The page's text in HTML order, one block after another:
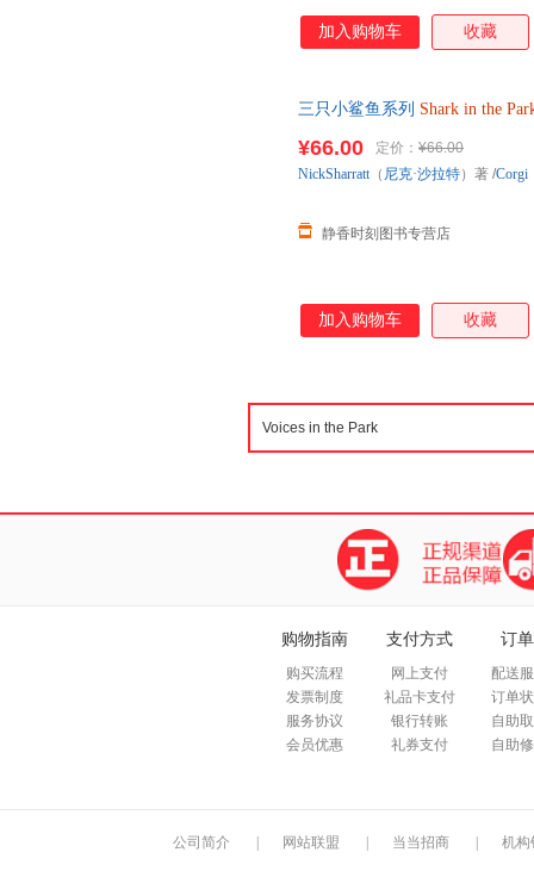
加入购物车 收藏
三只小鲨鱼系列 Shark in the
¥66.00 定价： ¥66.00
静香时刻图书专营店
NickSharratt（ 尼克·沙拉特）著 /Corgi
加入购物车 收藏
购物指南
购买流程
发票制度
服务协议
会员优惠
支付方式
网上支付
礼品卡支付
银行转账
礼券支付
订
配送
订单
自助
自助
公司简介 网站联盟 当当招商 机构